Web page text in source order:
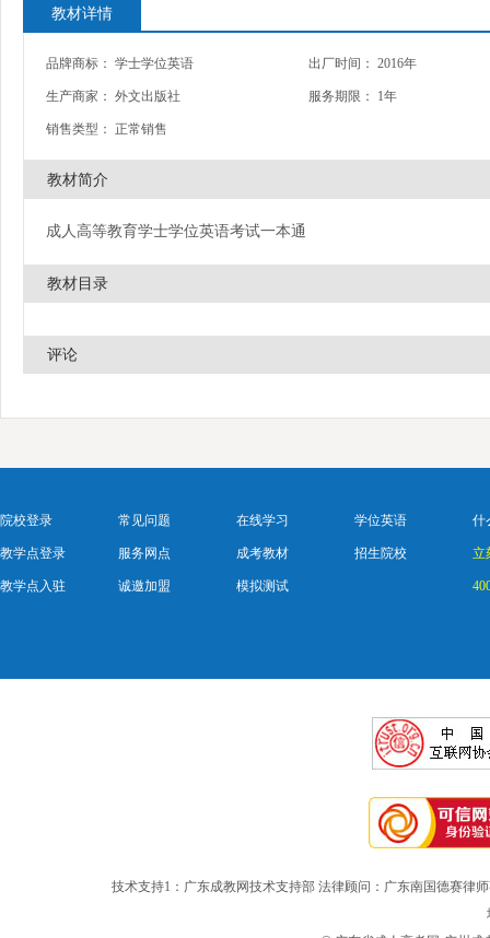
教材详情
品牌商标： 学士学位英语 出厂时间： 2016年
生产商家： 外文出版社 服务期限： 1年
销售类型： 正常销售
教材简介
成人高等教育学士学位英语考试一本通
教材目录
评论
院校登录
教学点登录
教学点入驻
常见问题
服务网点
诚邀加盟
在线学习
成考教材
模拟测试
学位英语
招生院校
什
立
技术支持1：广东成教网技术支持部 法律顾问：广东南国德赛律